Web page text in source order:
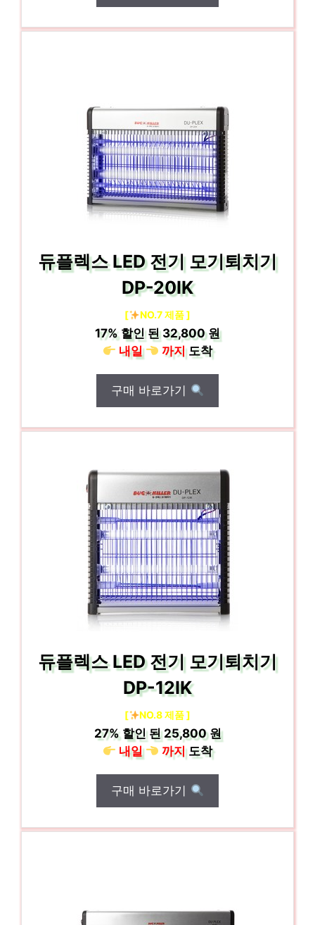
듀플렉스 LED 전기 모기퇴치기
DP-20IK
[ NO.7 제품 ]
17%할인 된32,800 원
내일
까지도착
구매 바로가기
듀플렉스 LED 전기 모기퇴치기
DP-12IK
[ NO.8 제품 ]
27%할인 된25,800 원
내일
까지도착
구매 바로가기